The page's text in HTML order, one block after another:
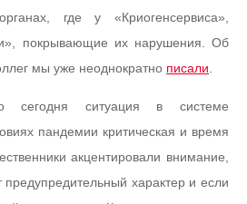
где у «Криогенсервиса»,
покрывающие их нарушения. Об
мы уже неоднократно писали
ситуация в системе
пандемии критическая и время
акцентировали внимание,
предупредительный характер и если